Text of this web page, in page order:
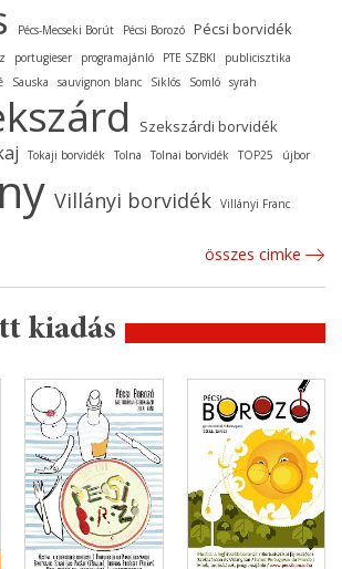
Pécs-Mecseki Borút Pécsi Borozó Pécsi borvidék
portugieser programajánló PTE SZBKI
publicisztika
Sauska sauvignon blanc Siklós Somló syrah
Szekszárdi borvidék
Tokaji borvidék Tolna Tolnai borvidék TOP25 újbor
Villányi borvidék Villányi Franc
összes cimke
kiadás